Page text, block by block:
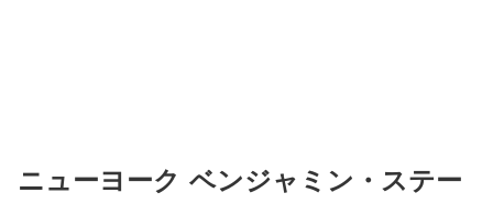
ニューヨーク ベンジャミン・ステー